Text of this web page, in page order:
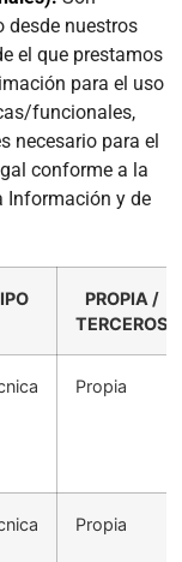
desde nuestros
el que prestamos
para el uso
funcionales,
necesario para el
conforme a la
Información y de
PROPIA /
TERCEROS
Propia
Propia